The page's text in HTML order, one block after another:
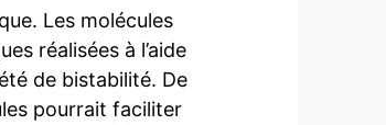
Les molécules
réalisées à l’aide
de bistabilité. De
pourrait faciliter